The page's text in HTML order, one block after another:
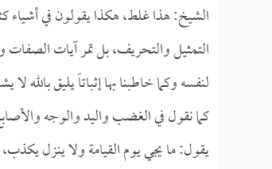
الشيخ: هذا غلط، هكذا يقولون في أشياء
التمثيل والتحريف، بل تمر آيات الصفات
لنفسه وكما خاطبنا بها إثباتاً يليق بالله
كما نقول في الغضب واليد والوجه
يقول: ما يجي يوم القيامة ولا ينزل